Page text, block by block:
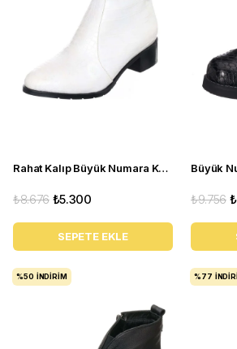
Rahat Kalıp Büyük Numara Kadın BOT K1002 Beyaz
₺5.300
₺8.676
SEPETE EKLE
₺9.756
%50 İNDIRIM %77